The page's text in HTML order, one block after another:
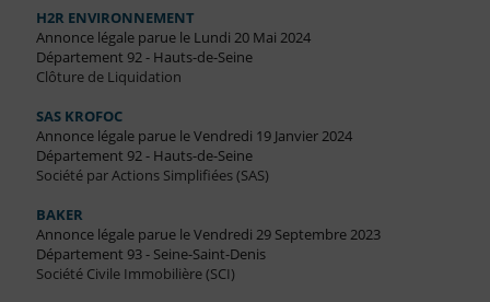
H2R ENVIRONNEMENT
Annonce légale parue le Lundi 20 Mai 2024
Département 92 - Hauts-de-Seine
Clôture de Liquidation
SAS KROFOC
Annonce légale parue le Vendredi 19 Janvier 2024
Département 92 - Hauts-de-Seine
Société par Actions Simplifiées (SAS)
BAKER
Annonce légale parue le Vendredi 29 Septembre 2023
Département 93 - Seine-Saint-Denis
Société Civile Immobilière (SCI)